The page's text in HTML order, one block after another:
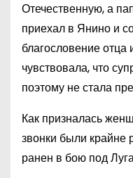
Отечественную, а
приехал в Янино и
благословение отца
чувствовала, что
поэтому не стала
Как призналась
звонки были крайне
ранен в бою под